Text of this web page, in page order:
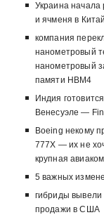
Украина начала
и ячменя в
компания
нанометровый
нанометровый
памяти HBM4
Индия
Венесуэле —
Boeing некому
777X — их не
крупная
5 важных
гибриды
продажи в США